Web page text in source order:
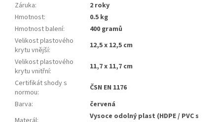
Záruka:
2 roky
Hmotnost:
0.5 kg
Hmotnost balení:
400 gramů
Velikost plastového
krytu vnější:
12,5 x 12,5 cm
Velikost plastového
krytu vnitřní:
11,7 x 11,7 cm
Certifikát shody s
normou:
ČSN EN 1176
Barva:
červená
Vysoce odolný plast (HDPE / PVC s